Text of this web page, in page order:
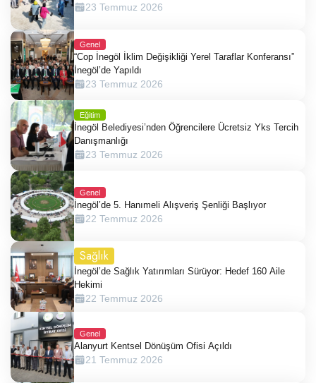
23 Temmuz 2026
Genel
“Cop İnegöl İklim Değişikliği Yerel Taraflar Konferansı”
İnegöl’de Yapıldı
23 Temmuz 2026
Eğitim
İnegöl Belediyesi’nden Öğrencilere Ücretsiz Yks Tercih
Danışmanlığı
23 Temmuz 2026
Genel
İnegöl’de 5. Hanımeli Alışveriş Şenliği Başlıyor
22 Temmuz 2026
Sağlık
İnegöl’de Sağlık Yatırımları Sürüyor: Hedef 160 Aile
Hekimi
22 Temmuz 2026
Genel
Alanyurt Kentsel Dönüşüm Ofisi Açıldı
21 Temmuz 2026